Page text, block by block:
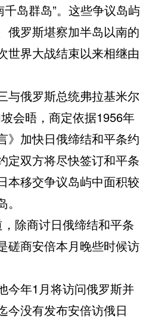
千岛群岛”。这些争议岛屿
俄罗斯堪察加半岛以南的
世界大战结束以来相继由
俄罗斯总统弗拉基米尔
会晤，商定依据1956年
》加快日俄缔结和平条约
定双方将尽快签订和平条
本移交争议岛屿中面积较
除商讨日俄缔结和平条
磋商安倍本月晚些时候访
年1月将访问俄罗斯并
今没有发布安倍访俄日